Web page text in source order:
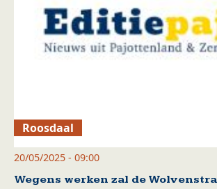
Roosdaal
20/05/2025 - 09:00
Wegens werken zal de